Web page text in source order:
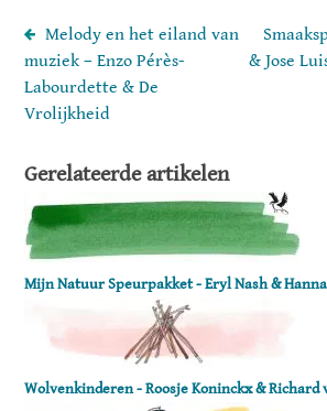
Melody en het eiland van
muziek – Enzo Pérès-
Labourdette & De
Vrolijkheid
& Jose
Gerelateerde artikelen
Mijn Natuur Speurpakket - Eryl Nash &
Wolvenkinderen - Roosje Koninckx & Richard